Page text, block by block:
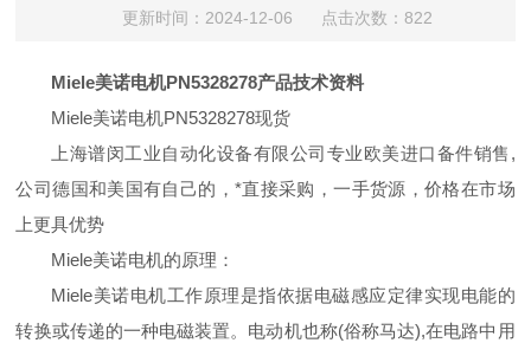
更新时间：2024-12-06 点击次数：822
Miele美诺电机PN5328278产品技术资料
Miele美诺电机PN5328278现货
上海谱闵工业自动化设备有限公司专业欧美进口备件销售,
公司德国和美国有自己的，*直接采购，一手货源，价格在市场
上更具优势
Miele美诺电机的原理：
Miele美诺电机工作原理是指依据电磁感应定律实现电能的
转换或传递的一种电磁装置。电动机也称(俗称马达),在电路中用